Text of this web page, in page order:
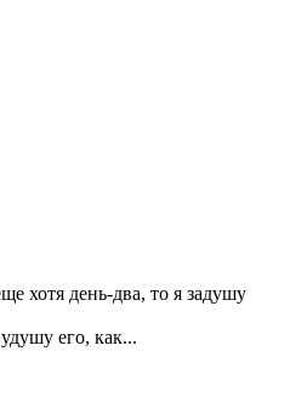
хотя день-два, то я задушу
его, как...